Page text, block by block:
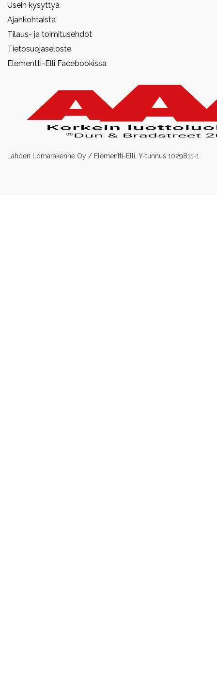
Usein kysyttyä
Ajankohtaista
Tilaus- ja toimitusehdot
Tietosuojaseloste
Elementti-Elli Facebookissa
Lahden Lomarakenne Oy / Elementti-Elli, Y-tunnus 1029811-1